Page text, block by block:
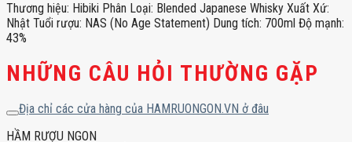
Thương hiệu: Hibiki Phân Loại: Blended Japanese Whisky Xuất Xứ:
Nhật Tuổi rượu: NAS (No Age Statement) Dung tích: 700ml Độ mạnh:
43%
NHỮNG CÂU HỎI THƯỜNG GẶP
Địa chỉ các cửa hàng của HAMRUONGON.VN ở đâu
HẦM RƯỢU NGON